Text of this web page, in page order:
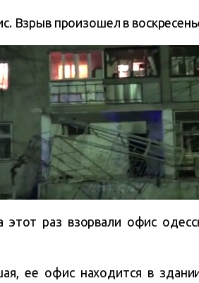
Взрыв произошел в
этот раз взорвали офис
ее офис находится в